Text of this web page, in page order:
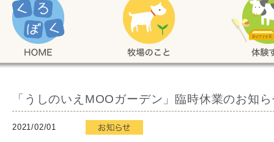
「うしのいえMOOガーデン」臨時休業のお知
2021/02/01